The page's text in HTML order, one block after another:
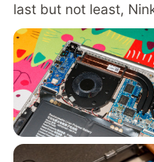
last but not least,